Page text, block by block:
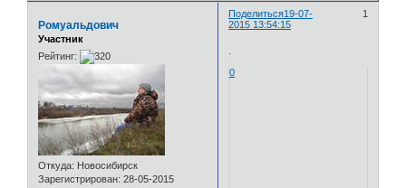
Поделиться 1
19-07-
2015 13:54:15
Ромуальдович
Участник
Рейтинг:
Откуда: Новосибирск
Зарегистрирован: 28-05-2015
0